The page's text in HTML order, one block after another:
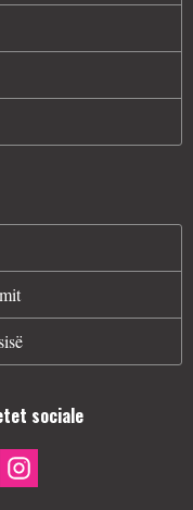
sociale